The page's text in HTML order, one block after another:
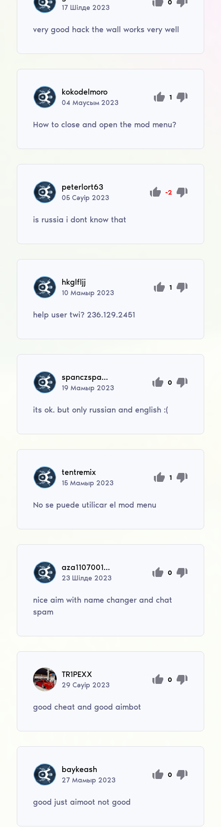
17 Шілде 2023
0
very good hack the wall works very well
kokodelmoro
04Маусым 2023
1
How to close and open the mod menu?
peterlort63
05Сәуір 2023
-2
is russia i dont know that
hkglfljj
10Мамыр 2023
1
help user twi? 236.129.2451
spanczspancz
19Мамыр 2023
0
its ok. but only russian and english :(
tentremix
15Мамыр 2023
1
No se puede utilicar el mod menu
aza110700120
23 Шілде 2023
0
nice aim with name changer and chat
spam
TR1PEXX
29Сәуір 2023
0
good cheat and good aimbot
baykeash
27Мамыр 2023
0
good just aimoot not good